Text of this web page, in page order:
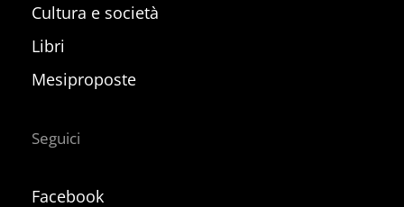
Cultura e società
Libri
Mesiproposte
Seguici
Facebook